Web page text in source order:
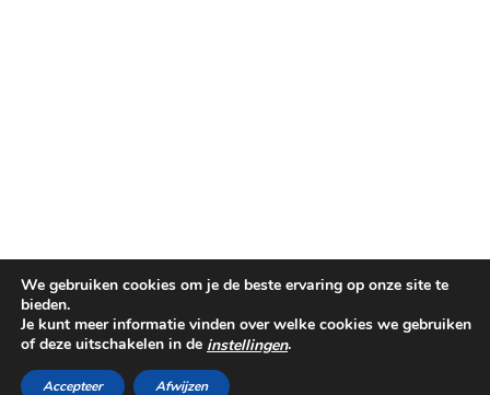
©PINKIT.NL 2014-2025
THEME CREATED BY
We gebruiken cookies om je de beste ervaring op onze site te
bieden.
Je kunt meer informatie vinden over welke cookies we gebruiken
of deze uitschakelen in de instellingen.
Accepteer Afwijzen